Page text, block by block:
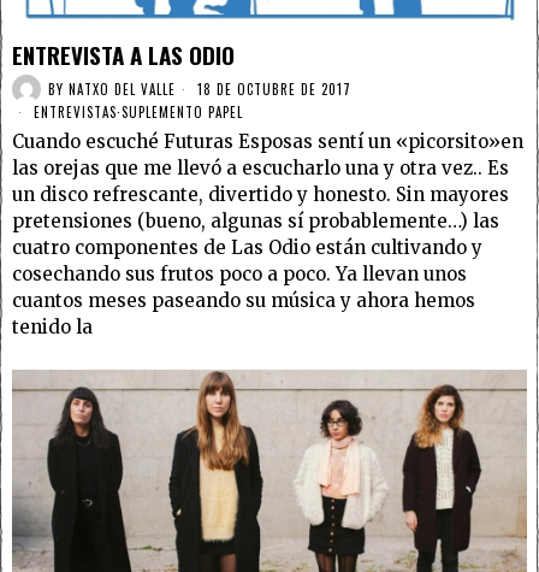
ENTREVISTA A LAS ODIO
BY NATXO DEL VALLE
18 DE OCTUBRE DE 2017
ENTREVISTAS·SUPLEMENTO PAPEL
Cuando escuché Futuras Esposas sentí un «picorsito»en
las orejas que me llevó a escucharlo una y otra vez.. Es
un disco refrescante, divertido y honesto. Sin mayores
pretensiones (bueno, algunas sí probablemente…) las
cuatro componentes de Las Odio están cultivando y
cosechando sus frutos poco a poco. Ya llevan unos
cuantos meses paseando su música y ahora hemos
tenido la